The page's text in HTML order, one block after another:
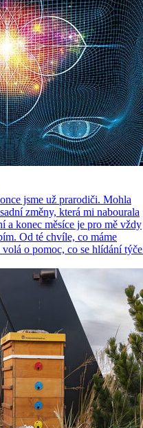
jsme už prarodiči. Mohla
změny, která mi nabourala
a konec měsíce je pro mě vždy
Od té chvíle, co máme
o pomoc, co se hlídání